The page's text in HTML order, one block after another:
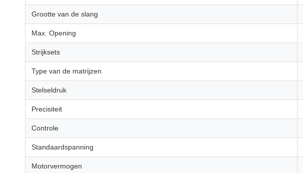
Grootte van de slang
Max. Opening
Strijksets
Type van de matrijzen
Stelseldruk
Precisiteit
Controle
Standaardspanning
Motorvermogen